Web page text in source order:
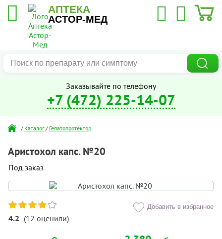
АПТЕКА
АСТОР-МЕД
Заказывайте по телефону
+7 (472) 225-14-07
/ Каталог / Гепатопротектор
Аристохол капс. №20
Под заказ
4.2 (12 оценили)
Добавить в избранное